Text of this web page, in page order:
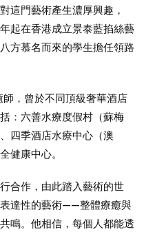
這門藝術產生濃厚興趣，
起在香港成立景泰藍掐絲藝
方慕名而來的學生擔任領路
，曾於不同頂級奢華酒店
：六善水療度假村（蘇梅
四季酒店水療中心（澳
健康中心。
合作，由此踏入藝術的世
達性的藝術——整體療癒與
鳴。他相信，每個人都能透